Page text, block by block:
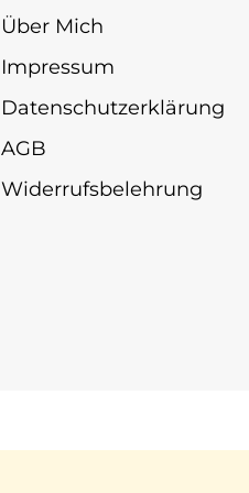
Über Mich
Impressum
Datenschutzerklärung
AGB
Widerrufsbelehrung